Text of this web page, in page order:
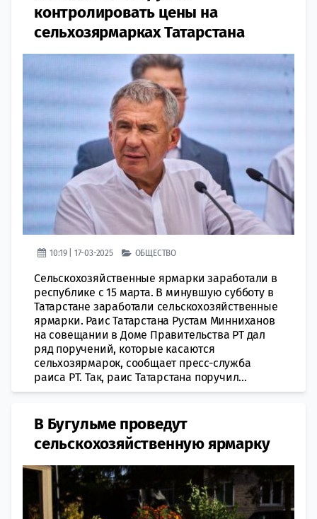
контролировать цены на
сельхозярмарках Татарстана
10:19 | 17-03-2025 ОБЩЕСТВО
Сельскохозяйственные ярмарки заработали в
республике с 15 марта. В минувшую субботу в
Татарстане заработали сельскохозяйственные
ярмарки. Раис Татарстана Рустам Минниханов
на совещании в Доме Правительства РТ дал
ряд поручений, которые касаются
сельхозярмарок, сообщает пресс-служба
раиса РТ. Так, раис Татарстана поручил...
В Бугульме проведут
сельскохозяйственную ярмарку